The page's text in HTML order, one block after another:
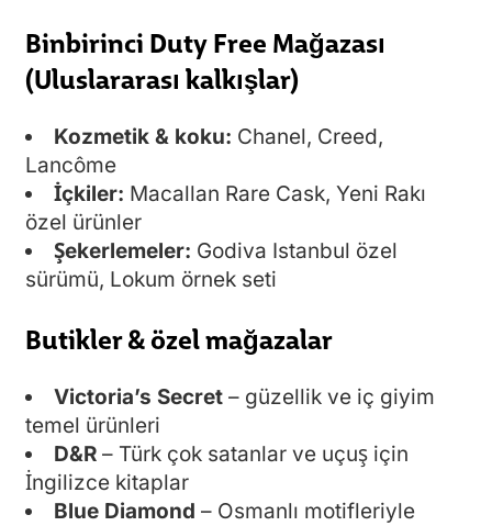
Binbirinci Duty Free Mağazası
(Uluslararası kalkışlar)
Kozmetik & koku: Chanel, Creed,
Lancôme
İçkiler: Macallan Rare Cask, Yeni Rakı
özel ürünler
Şekerlemeler: Godiva Istanbul özel
sürümü, Lokum örnek seti
Butikler & özel mağazalar
Victoria’s Secret – güzellik ve iç giyim
temel ürünleri
D&R – Türk çok satanlar ve uçuş için
İngilizce kitaplar
Blue Diamond – Osmanlı motifleriyle